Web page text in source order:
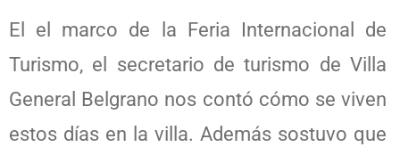
El el marco de la Feria Internacional de
Turismo, el secretario de turismo de Villa
General Belgrano nos contó cómo se viven
estos días en la villa. Además sostuvo que